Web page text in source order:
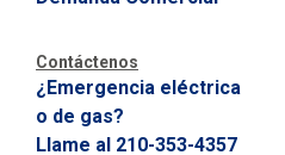
Contáctenos
¿Emergencia eléctrica
o de gas?
Llame al 210-353-4357